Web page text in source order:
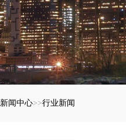
新闻中心>>行业新闻